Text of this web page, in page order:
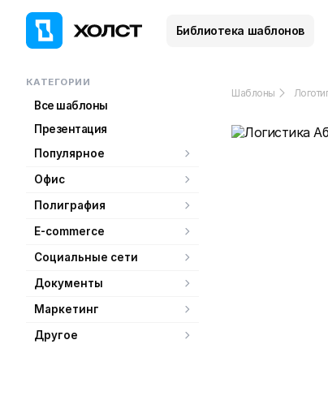
Библиотека шаблонов
КАТЕГОРИИ
Все шаблоны
Презентация
Популярное
Офис
Полиграфия
E-commerce
Социальные сети
Документы
Маркетинг
Другое
Шаблоны